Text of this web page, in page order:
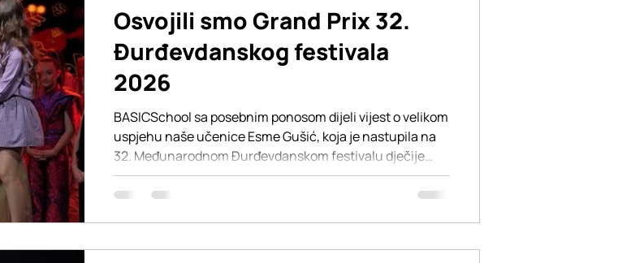
Osvojili smo Grand Prix 32.
Đurđevdanskog festivala
2026
BASICSchool sa posebnim ponosom dijeli vijest o velikom
uspjehu naše učenice Esme Gušić, koja je nastupila na
32. Međunarodnom Đurđevdanskom festivalu dječije
pjesme u Banjoj Luci, jednom od najznačajnijih dječijih
muzičkih festivala u regionu. Pjesma „Tamo gdje se nebo
Stojaković". Muziku, tekst i aranžman potpisuje Đorđe